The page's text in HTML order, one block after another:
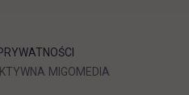
LINK OTWIERA SIĘ W
MIGOMEDIA